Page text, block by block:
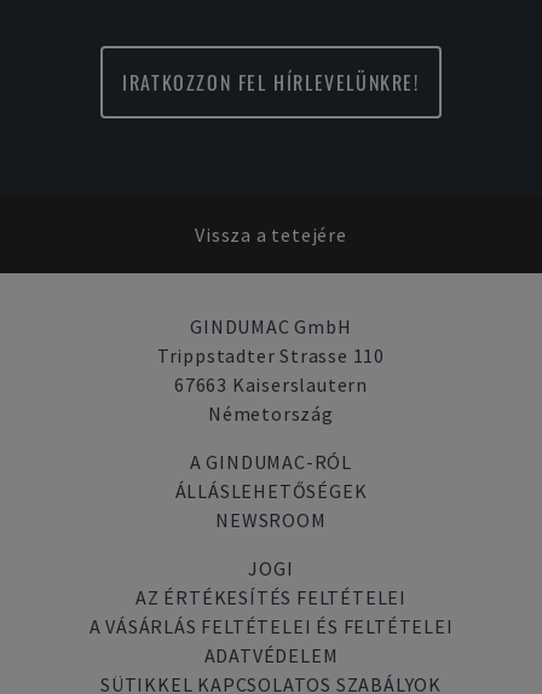
IRATKOZZON FEL HÍRLEVELÜNKRE!
Vissza a tetejére
GINDUMAC GmbH
Trippstadter Strasse 110
67663 Kaiserslautern
Németország
A GINDUMAC-RÓL
ÁLLÁSLEHETŐSÉGEK
NEWSROOM
JOGI
AZ ÉRTÉKESÍTÉS FELTÉTELEI
A VÁSÁRLÁS FELTÉTELEI ÉS FELTÉTELEI
ADATVÉDELEM
SÜTIKKEL KAPCSOLATOS SZABÁLYOK